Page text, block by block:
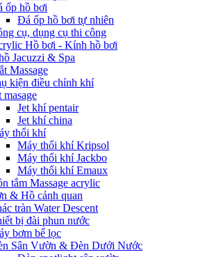
ốp hồ bơi
Đá ốp hồ bơi tự nhiên
cụ, dụng cụ thi công
Hồ bơi - Kính hồ bơi
Jacuzzi & Spa
Massage
kiện điều chỉnh khí
masage
Jet khí pentair
Jet khí china
thổi khí
Máy thổi khí Kripsol
Máy thổi khí Jackbo
Máy thổi khí Emaux
tắm Massage acrylic
& Hồ cảnh quan
tràn Water Descent
bị đài phun nước
bơm bể lọc
Sân Vườn & Đèn Dưới Nước